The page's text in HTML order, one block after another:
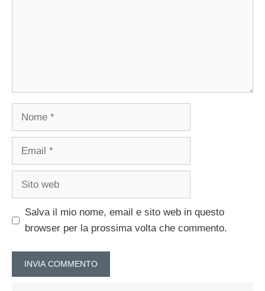
Nome
Email
Sito
Salva il mio nome, email e sito web in questo
browser per la prossima volta che commento.